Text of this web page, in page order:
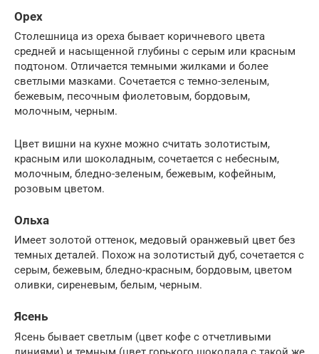
Орех
Столешница из ореха бывает коричневого цвета
средней и насыщенной глубины с серым или красным
подтоном. Отличается темными жилками и более
светлыми мазками. Сочетается с темно-зеленым,
бежевым, песочным фиолетовым, бордовым,
молочным, черным.
Цвет вишни на кухне можно считать золотистым,
красным или шоколадным, сочетается с небесным,
молочным, бледно-зеленым, бежевым, кофейным,
розовым цветом.
Ольха
Имеет золотой оттенок, медовый оранжевый цвет без
темных деталей. Похож на золотистый дуб, сочетается с
серым, бежевым, бледно-красным, бордовым, цветом
оливки, сиреневым, белым, черным.
Ясень
Ясень бывает светлым (цвет кофе с отчетливыми